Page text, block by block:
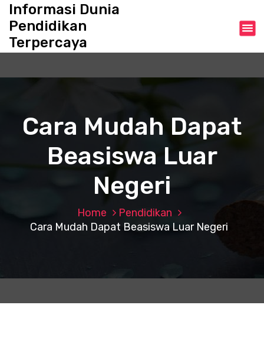
Informasi Dunia
Pendidikan
Terpercaya
Cara Mudah Dapat
Beasiswa Luar
Negeri
Home
Pendidikan
Cara Mudah Dapat Beasiswa Luar Negeri